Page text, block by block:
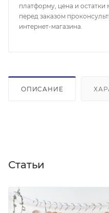
платформу, цена и остатки
перед заказом
интернет-магазина.
ОПИСАНИЕ
Статьи